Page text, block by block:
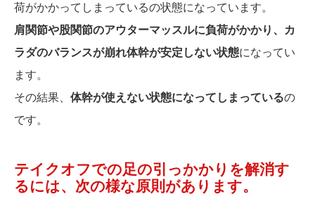
荷がかかってしまっているの状態になっています。
肩関節や股関節のアウターマッスルに負荷がかかり、カ
ラダのバランスが崩れ体幹が安定しない状態になってい
ます。
その結果、 体幹が使えない状態になってしまっているの
です。
テイクオフでの足の引っかかりを解消す
るには、次の様な原則があります。